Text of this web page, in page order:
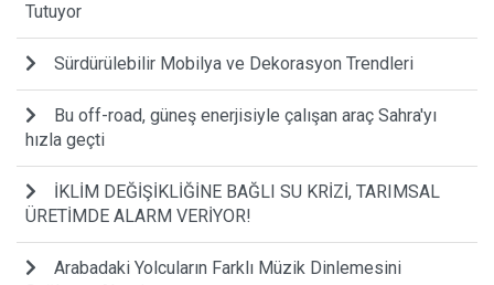
Tutuyor
Sürdürülebilir Mobilya ve Dekorasyon Trendleri
Bu off-road, güneş enerjisiyle çalışan araç Sahra'yı
hızla geçti
İKLİM DEĞİŞİKLİĞİNE BAĞLI SU KRİZİ, TARIMSAL
ÜRETİMDE ALARM VERİYOR!
Arabadaki Yolcuların Farklı Müzik Dinlemesini